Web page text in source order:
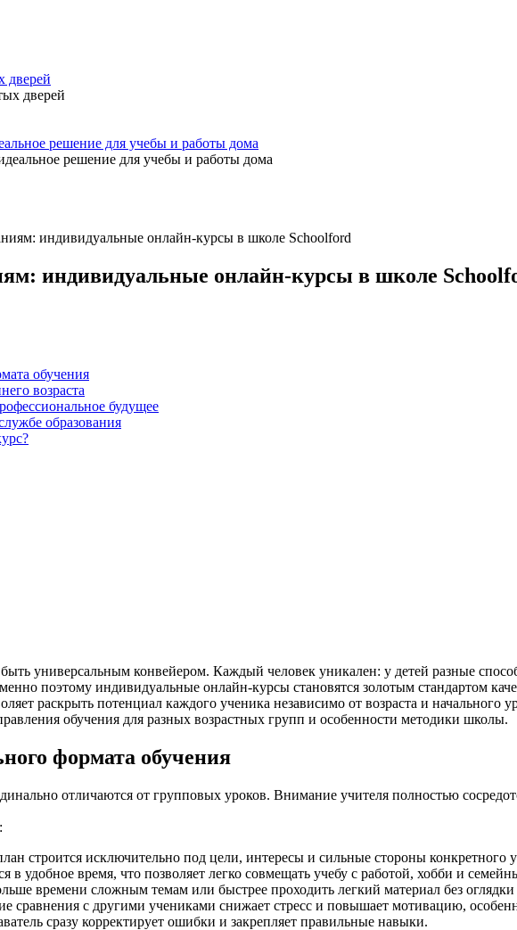
дверей
решение для учебы и работы дома
индивидуальные онлайн-курсы в школе Schoolford
индивидуальные онлайн-курсы в школе
обучения
возраста
будущее
образования
универсальным конвейером. Каждый человек уникален: у детей разные
поэтому индивидуальные онлайн-курсы становятся золотым стандартом
раскрыть потенциал каждого ученика независимо от возраста и начального
обучения для разных возрастных групп и особенности методики школы.
формата обучения
отличаются от групповых уроков. Внимание учителя полностью
строится исключительно под цели, интересы и сильные стороны конкретного
в удобное время, что позволяет легко совмещать учебу с работой, хобби и
времени сложным темам или быстрее проходить легкий материал без оглядки
сравнения с другими учениками снижает стресс и повышает мотивацию,
сразу корректирует ошибки и закрепляет правильные навыки.